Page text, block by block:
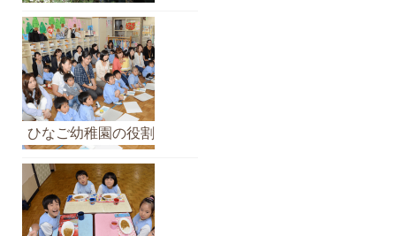
ひなご幼稚園の役割